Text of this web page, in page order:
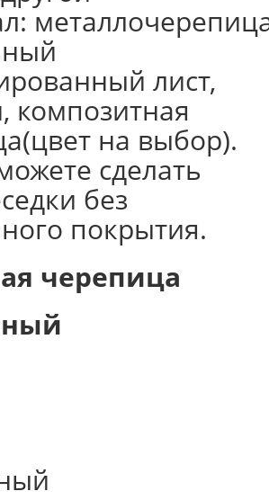
лист,
композитная
на выбор).
сделать
без
покрытия.
черепица